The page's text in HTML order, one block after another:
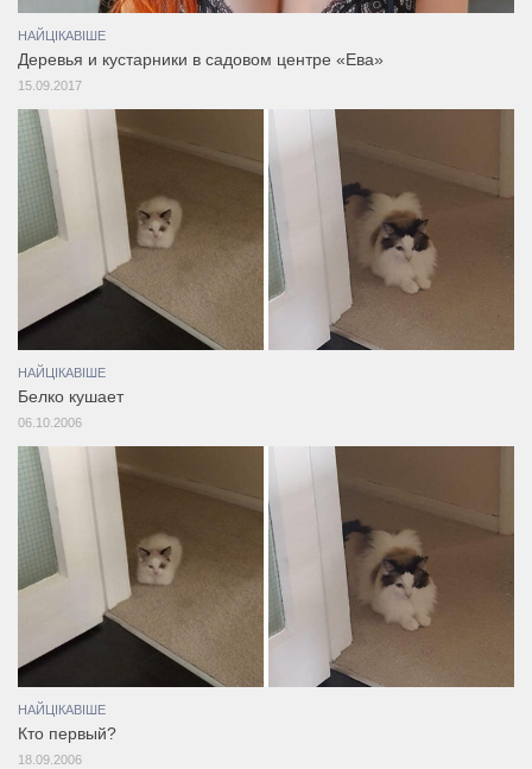
НАЙЦІКАВІШЕ
Деревья и кустарники в садовом центре «Ева»
15.09.2017
НАЙЦІКАВІШЕ
Белко кушает
06.10.2006
НАЙЦІКАВІШЕ
Кто первый?
18.09.2006